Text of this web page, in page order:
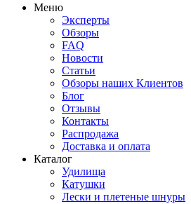
Меню
Эксперты
Обзоры
FAQ
Новости
Статьи
Обзоры наших Клиентов
Блог
Отзывы
Контакты
Распродажа
Доставка и оплата
Каталог
Удилища
Катушки
Лески и плетеные шнуры